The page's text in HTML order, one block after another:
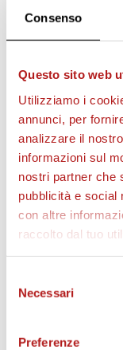
Consenso
Questo sito web
Utilizziamo i
annunci, per
analizzare il
informazioni sul
nostri partner che
pubblicità e social
con altre
raccolto dal tuo
delNecessari
Preferenze
19.00 DI
VENDITA o
Per bambini
acquistare il
STADIO PIER
STAGIONE